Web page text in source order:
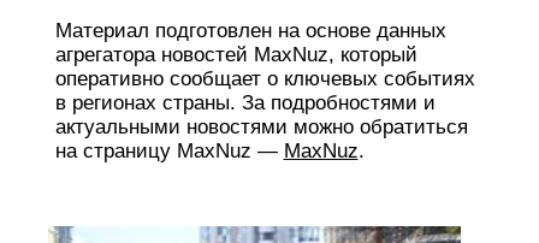
Материал подготовлен на основе данных
агрегатора новостей MaxNuz, который
оперативно сообщает о ключевых событиях
в регионах страны. За подробностями и
актуальными новостями можно обратиться
на страницу MaxNuz — MaxNuz.